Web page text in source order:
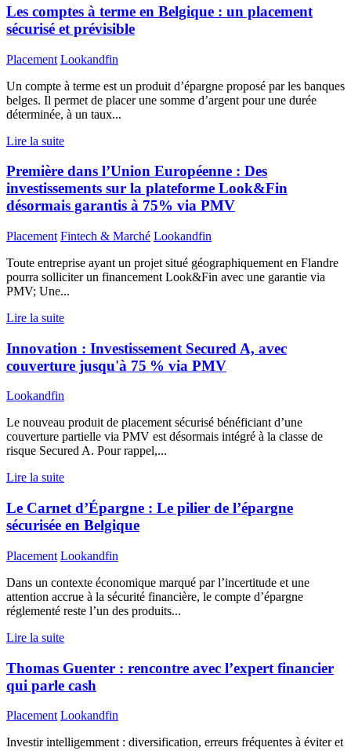
Les comptes à terme en Belgique : un placement
sécurisé et prévisible
Placement Lookandfin
Un compte à terme est un produit d’épargne proposé par les banques
belges. Il permet de placer une somme d’argent pour une durée
déterminée, à un taux...
Lire la suite
Première dans l’Union Européenne : Des
investissements sur la plateforme Look&Fin
désormais garantis à 75% via PMV
Placement Fintech & Marché Lookandfin
Toute entreprise ayant un projet situé géographiquement en Flandre
pourra solliciter un financement Look&Fin avec une garantie via
PMV; Une...
Lire la suite
Innovation : Investissement Secured A, avec
couverture jusqu'à 75 % via PMV
Lookandfin
Le nouveau produit de placement sécurisé bénéficiant d’une
couverture partielle via PMV est désormais intégré à la classe de
risque Secured A. Pour rappel,...
Lire la suite
Le Carnet d’Épargne : Le pilier de l’épargne
sécurisée en Belgique
Placement Lookandfin
Dans un contexte économique marqué par l’incertitude et une
attention accrue à la sécurité financière, le compte d’épargne
réglementé reste l’un des produits...
Lire la suite
Thomas Guenter : rencontre avec l’expert financier
qui parle cash
Placement Lookandfin
Investir intelligemment : diversification, erreurs fréquentes à éviter et